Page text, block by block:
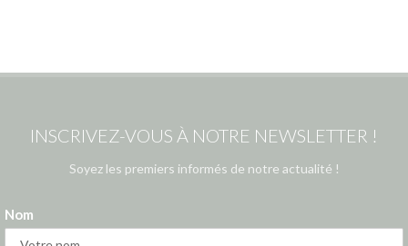
INSCRIVEZ-VOUS À NOTRE NEWSLETTER !
Soyez les premiers informés de notre actualité !
Nom